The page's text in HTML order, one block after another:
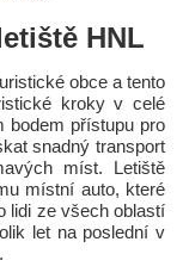
HNL
obce a tento
kroky v celé
bodem přístupu pro
snadný transport
míst. Letiště
místní auto, které
lidi ze všech oblastí
let na poslední v